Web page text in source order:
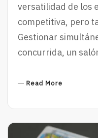
versatilidad de los
competitiva, pero
Gestionar
concurrida, un
Read More